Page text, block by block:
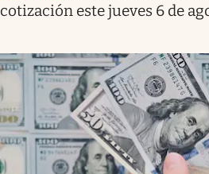
cotización este jueves 6 de